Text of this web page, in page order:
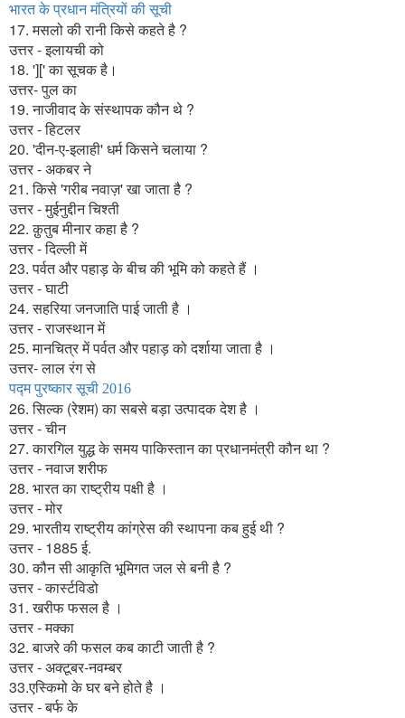
भारत के प्रधान मंत्रियों की सूची
17. मसलो की रानी किसे कहते है ?
उत्तर - इलायची को
18. '][' का सूचक है।
उत्तर- पुल का
19. नाजीवाद के संस्थापक कौन थे ?
उत्तर - हिटलर
20. 'दीन-ए-इलाही' धर्म किसने चलाया ?
उत्तर - अकबर ने
21. किसे 'गरीब नवाज़' खा जाता है ?
उत्तर - मुईनुद्दीन चिश्ती
22. क़ुतुब मीनार कहा है ?
उत्तर - दिल्ली में
23. पर्वत और पहाड़ के बीच की भूमि को कहते हैं ।
उत्तर - घाटी
24. सहरिया जनजाति पाई जाती है ।
उत्तर - राजस्थान में
25. मानचित्र में पर्वत और पहाड़ को दर्शाया जाता है ।
उत्तर- लाल रंग से
पद्म पुरष्कार सूची 2016
26. सिल्क (रेशम) का सबसे बड़ा उत्पादक देश है ।
उत्तर - चीन
27. कारगिल युद्ध के समय पाकिस्तान का प्रधानमंत्री कौन था ?
उत्तर - नवाज शरीफ
28. भारत का राष्ट्रीय पक्षी है ।
उत्तर - मोर
29. भारतीय राष्ट्रीय कांग्रेस की स्थापना कब हुई थी ?
उत्तर - 1885 ई.
30. कौन सी आकृति भूमिगत जल से बनी है ?
उत्तर - कार्स्टविडो
31. खरीफ फसल है ।
उत्तर - मक्का
32. बाजरे की फसल कब काटी जाती है ?
उत्तर - अक्टूबर-नवम्बर
33.एस्किमो के घर बने होते है ।
उत्तर - बर्फ के